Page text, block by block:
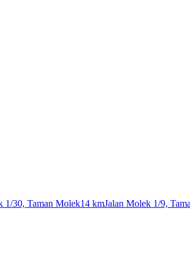
1/30, Taman Molek14 kmJalan Molek 1/9,